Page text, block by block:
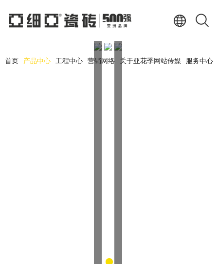
首页 产品中心 工程中心 营销网络 关于亚花季网站传媒 服务中心